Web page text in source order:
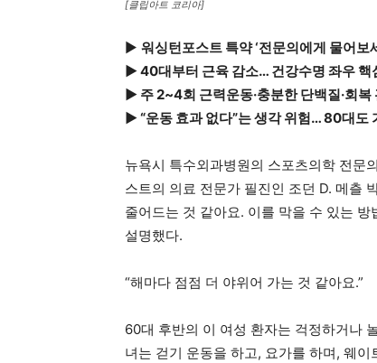
[클립아트 코리아]
▶ 워싱턴포스트 특약 ‘전문의에게 물어보
▶ 40대부터 근육 감소… 건강수명 좌우 핵
▶ 주 2~4회 근력운동·충분한 단백질·회복
▶ “운동 효과 없다”는 생각 위험… 80대도
뉴욕시 특수외과병원의 스포츠의학 전문
스트의 의료 전문가 필진인 조던 D. 메츨
줄어드는 것 같아요. 이를 막을 수 있는
설명했다.
“해마다 점점 더 야위어 가는 것 같아요.”
60대 후반의 이 여성 환자는 걱정하거나
녀는 걷기 운동을 하고, 요가를 하며, 웨